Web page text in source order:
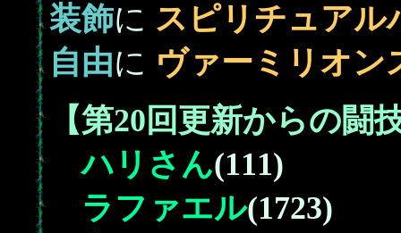
装飾に スピリチュアル
自由に ヴァーミリオン
【第20回更新からの闘
ハリさん(111)
ラファエル(1723)